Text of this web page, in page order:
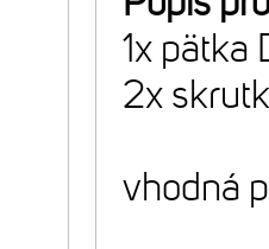
1x pätka
2x
vhodná